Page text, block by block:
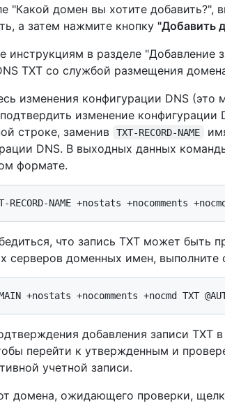
"Какой домен вы хотите добавить?",
а затем нажмите кнопку "Добавить
инструкциям в разделе "Добавление
TXT со службой размещения
изменения конфигурации DNS (это
изменение конфигурации
строке, заменив
TXT-RECORD-NAME
DNS. В выходных данных
формате.
что запись TXT может быть
серверов доменных имен,
добавления записи TXT
перейти к утвержденным и
учетной записи.
домена, ожидающего проверки,